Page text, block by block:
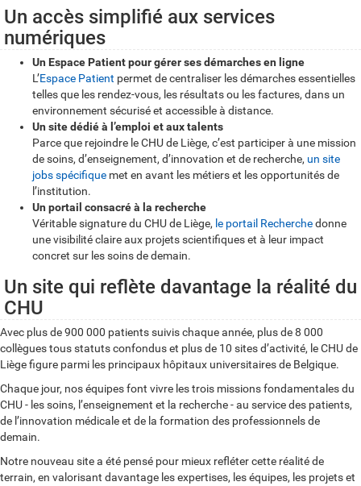
Un accès simplifié aux services
numériques
Un Espace Patient pour gérer ses démarches en ligne
L’Espace Patient permet de centraliser les démarches essentielles
telles que les rendez-vous, les résultats ou les factures, dans un
environnement sécurisé et accessible à distance.
Un site dédié à l’emploi et aux talents
Parce que rejoindre le CHU de Liège, c’est participer à une mission
de soins, d’enseignement, d’innovation et de recherche, un site
jobs spécifique met en avant les métiers et les opportunités de
l’institution.
Un portail consacré à la recherche
Véritable signature du CHU de Liège, le portail Recherchedonne
une visibilité claire aux projets scientifiques et à leur impact
concret sur les soins de demain.
Un site qui reflète davantage la réalité du
CHU
Avec plus de 900 000 patients suivis chaque année, plus de 8 000
collègues tous statuts confondus et plus de 10 sites d’activité, le CHU de
Liège figure parmi les principaux hôpitaux universitaires de Belgique.
Chaque jour, nos équipes font vivre les trois missions fondamentales du
CHU - les soins, l’enseignement et la recherche - au service des patients,
de l’innovation médicale et de la formation des professionnels de
demain.
Notre nouveau site a été pensé pour mieux refléter cette réalité de
terrain, en valorisant davantage les expertises, les équipes, les projets et